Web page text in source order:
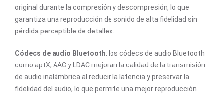
original durante la compresión y descompresión, lo que
garantiza una reproducción de sonido de alta fidelidad sin
pérdida perceptible de detalles.
Códecs de audio Bluetooth: los códecs de audio Bluetooth
como aptX, AAC y LDAC mejoran la calidad de la transmisión
de audio inalámbrica al reducir la latencia y preservar la
fidelidad del audio, lo que permite una mejor reproducción